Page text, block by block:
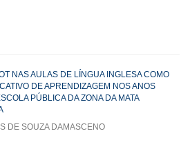
NAS AULAS DE LÍNGUA INGLESA COMO
DE APRENDIZAGEM NOS ANOS
PÚBLICA DA ZONA DA MATA
DE SOUZA DAMASCENO